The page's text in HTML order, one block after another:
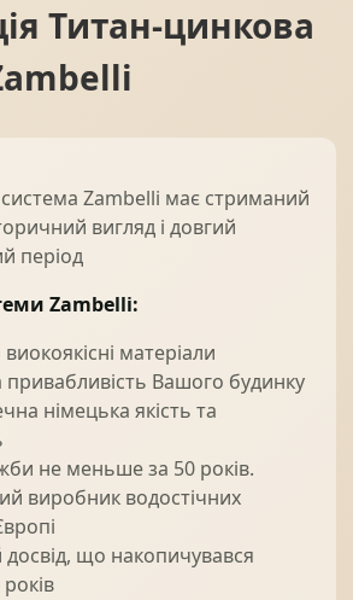
Титан-цинкова
Zambelli має стриманий
вигляд і довгий
період
Zambelli:
матеріали
привабливість Вашого будинку
німецька якість та
не меньше за 50 років.
виробник водостічних
досвід, що накопичувався